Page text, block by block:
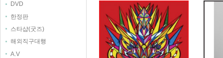
DVD
한정판
스타샵(굿즈)
해외직구대행
A.V